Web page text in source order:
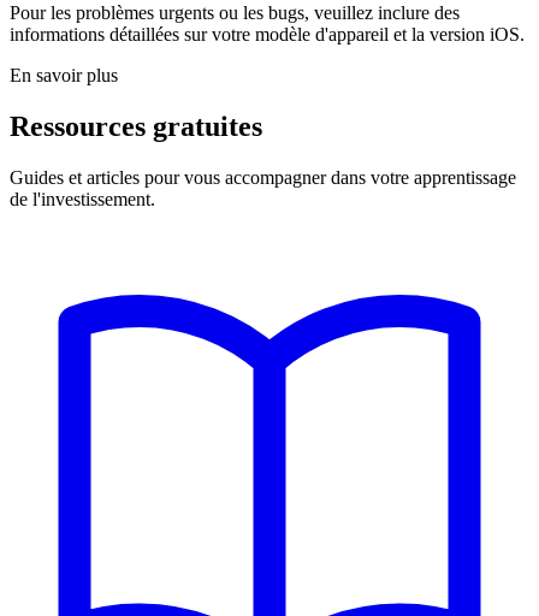
Pour les problèmes urgents ou les bugs, veuillez inclure des
informations détaillées sur votre modèle d'appareil et la version iOS.
En savoir plus
Ressources gratuites
Guides et articles pour vous accompagner dans votre apprentissage
de l'investissement.